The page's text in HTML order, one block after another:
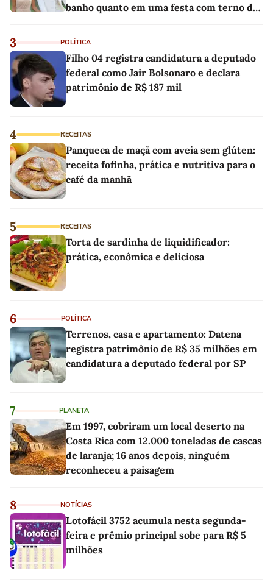
banho quanto em uma festa com terno de
3 POLÍTICA
Filho 04 registra candidatura a deputado
federal como Jair Bolsonaro e declara
patrimônio de R$ 187 mil
4 RECEITAS
Panqueca de maçã com aveia sem glúten:
receita fofinha, prática e nutritiva para o
café da manhã
5 RECEITAS
Torta de sardinha de liquidificador:
prática, econômica e deliciosa
6 POLÍTICA
Terrenos, casa e apartamento: Datena
registra patrimônio de R$ 35 milhões em
candidatura a deputado federal por SP
7 PLANETA
Em 1997, cobriram um local deserto na
Costa Rica com 12.000 toneladas de cascas
de laranja; 16 anos depois, ninguém
reconheceu a paisagem
8 NOTÍCIAS
Lotofácil 3752 acumula nesta segunda-
feira e prêmio principal sobe para R$ 5
milhões